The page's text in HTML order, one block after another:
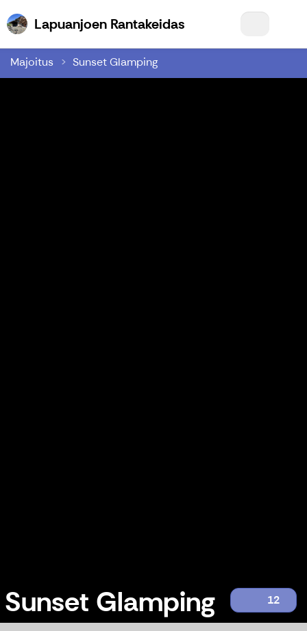
Lapuanjoen RantakeidasLapuanjoen
Majoitus Sunset Glamping
Sunset Glamping 12
Sunset Glamping